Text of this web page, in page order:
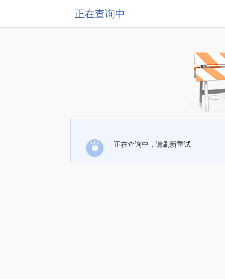
正在查询中
正在查询中，请刷新重试